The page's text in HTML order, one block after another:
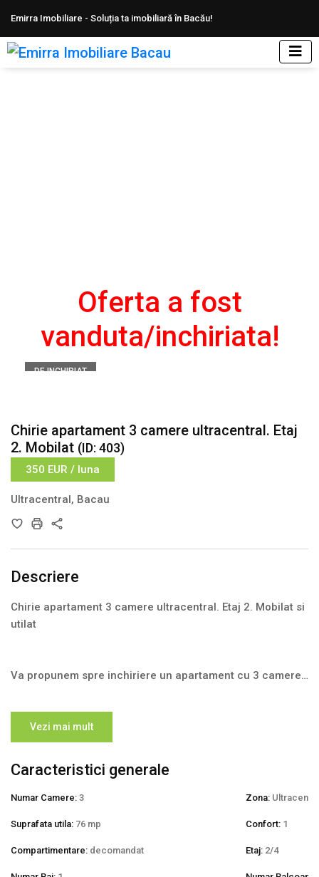
Emirra Imobiliare - Soluția ta imobiliară în Bacău!
Oferta a fost
vanduta/inchiriata!
DE INCHIRIAT
Chirie apartament 3 camere ultracentral. Etaj
2. Mobilat (ID: 403)
350 EUR / luna
Ultracentral, Bacau
Descriere
Chirie apartament 3 camere ultracentral. Etaj 2. Mobilat si
utilat
Va propunem spre inchiriere un apartament cu 3 camere
Parcul Cancicov
etaj 2/P+4
este mobilat complet și utilat
balcon tip logie, inchis cu termopan
centrala proprie, tamplarie cu geam termopan, aer
conditionat, izolat
Pentru vizionari ne puteti contacta la telefon
0757.066.066 Emilia Dragoi.
Vezi mai mult
Caracteristici generale
Numar Camere: 3 Zona:
Suprafata utila: 76 mp Confort: 1
Compartimentare: decomandat Etaj: 2/4